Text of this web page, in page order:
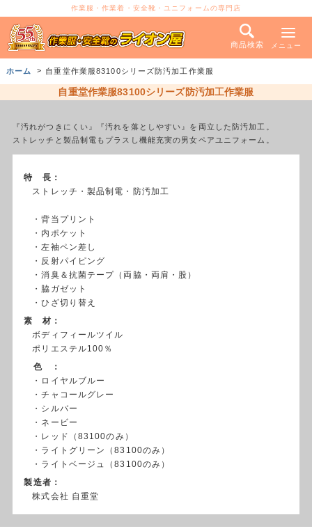
作業服・作業着・安全靴・ユニフォームの専門店
商品検索 メニュー
ホーム 自重堂作業服83100シリーズ防汚加工作業服
自重堂作業服83100シリーズ防汚加工作業服
『汚れがつきにくい』『汚れを落としやすい』を両立した防汚加工。
ストレッチと製品制電もプラスし機能充実の男女ペアユニフォーム。
特 長：
ストレッチ・製品制電・防汚加工
・背当プリント
・内ポケット
・左袖ペン差し
・反射パイピング
・消臭＆抗菌テープ（両脇・両肩・股）
・脇ガゼット
・ひざ切り替え
素 材：
ボディフィールツイル
ポリエステル100％
色 ：
・ロイヤルブルー
・チャコールグレー
・シルバー
・ネービー
・レッド（83100のみ）
・ライトグリーン（83100のみ）
・ライトベージュ（83100のみ）
製造者：
株式会社 自重堂